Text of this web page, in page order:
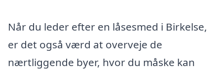
Når du leder efter en låsesmed i Birkelse,
er det også værd at overveje de
nærtliggende byer, hvor du måske kan